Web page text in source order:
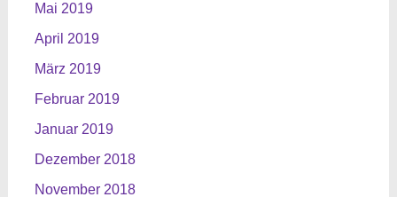
Mai 2019
April 2019
März 2019
Februar 2019
Januar 2019
Dezember 2018
November 2018